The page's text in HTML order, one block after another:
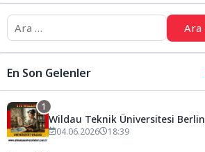
En Son Gelenler
1
Wildau Teknik Üniversitesi Berlin
(TH Wildau)
04.06.2026 18:39